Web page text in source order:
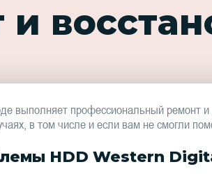
выполняет профессиональный
в том числе и если вам не смогли
HDD Western